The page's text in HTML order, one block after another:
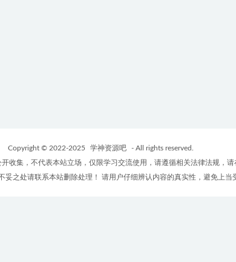
Copyright © 2022-2025 学神资源吧
- All rights reserved.
收集，不代表本站立场，仅限学习交流使用，请遵循相关法律法规，请
妥之处请联系本站删除处理！ 请用户仔细辨认内容的真实性，避免上当